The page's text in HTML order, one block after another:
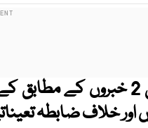
روزنامہ ایکسپریس کی 2
اور خلاف ضابطہ